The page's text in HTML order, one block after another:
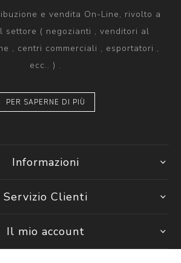
e vendita On-Line, rivolto a
settore ( negozianti , venditori al
, centri commerciali , esportatori ,
ecc.. ) .
PER SAPERNE DI PIÙ
Informazioni
Servizio Clienti
Il mio account